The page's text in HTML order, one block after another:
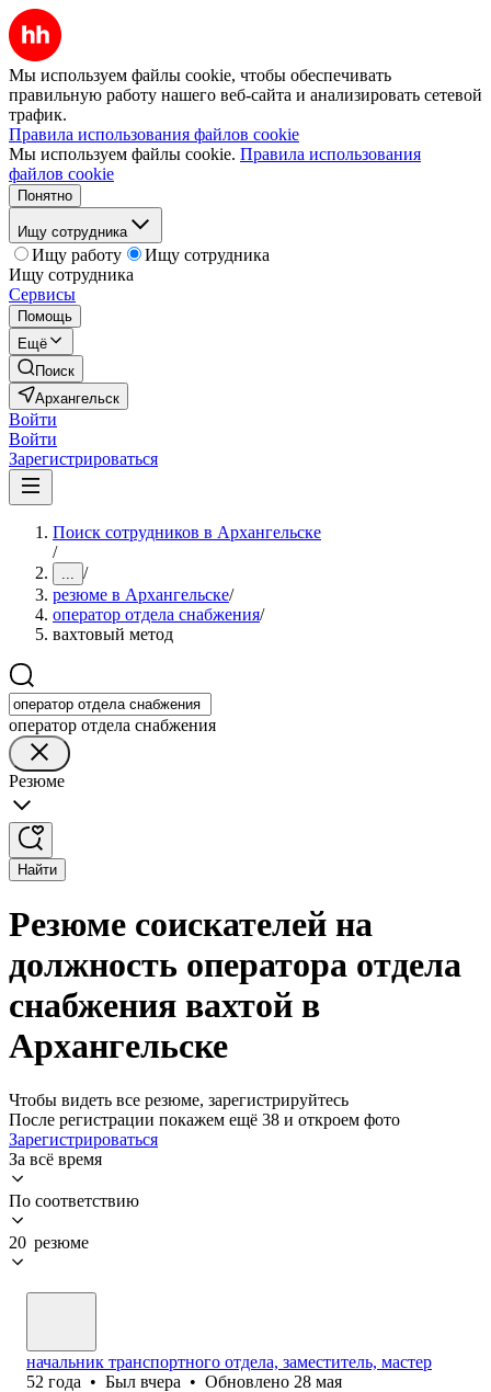
Мы используем файлы cookie, чтобы обеспечивать
правильную работу нашего веб-сайта и анализировать сетевой
трафик.
Правила использования файлов cookie
Мы используем файлы cookie. Правила использования
файлов cookie
Понятно
Ищу сотрудника
Ищу работу
Ищу сотрудника
Ищу сотрудника
Сервисы
Помощь
Ещё
Поиск
Архангельск
Войти
Войти
Зарегистрироваться
Поиск сотрудников в Архангельске
/
... /
резюме в Архангельске/
оператор отдела снабжения/
вахтовый метод
оператор отдела снабжения
Резюме
Найти
Резюме соискателей на
должность оператора отдела
снабжения вахтой в
Архангельске
Чтобы видеть все резюме, зарегистрируйтесь
После регистрации покажем ещё 38 и откроем фото
Зарегистрироваться
За всё время
По соответствию
20 резюме
начальник транспортного отдела, заместитель, мастер
52 года • Был вчера • Обновлено 28 мая